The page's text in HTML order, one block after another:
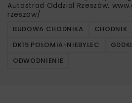
Autostrad Oddział Rzeszów,
rzeszow/
BUDOWA CHODNIKA
CHODNIK
DK19 POŁOMIA-NIEBYLEC
ODWODNIENIE